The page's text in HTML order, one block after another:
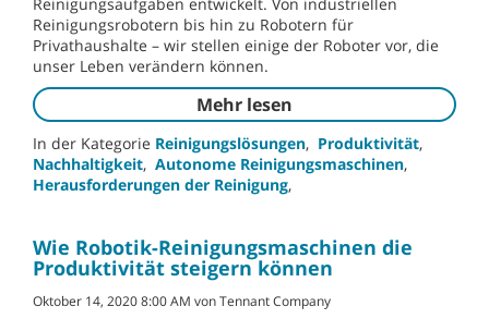
Reinigungsrobotern bis hin zu Robotern für
Privathaushalte – wir stellen einige der Roboter vor, die
unser Leben verändern können.
Mehr lesen
In der Kategorie Reinigungslösungen, Produktivität,
Nachhaltigkeit, Autonome Reinigungsmaschinen,
Herausforderungen der Reinigung,
Wie Robotik-Reinigungsmaschinen die
Produktivität steigern können
Oktober 14, 2020 8:00 AM von Tennant Company